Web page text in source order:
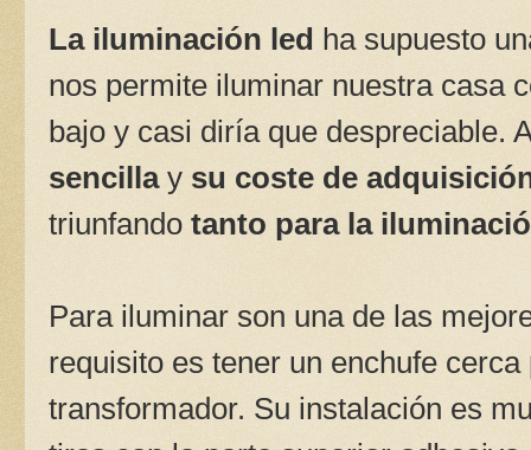
La iluminación led ha supuesto
nos permite iluminar nuestra casa
bajo y casi diría que despreciable.
sencillay su coste de
triunfando tanto para la
Para iluminar son una de las
requisito es tener un enchufe
transformador. Su instalación es